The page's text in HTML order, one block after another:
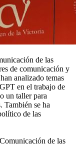
de las
de comunicación y
analizado temas
en el trabajo de
un taller para
También se ha
de las
de las